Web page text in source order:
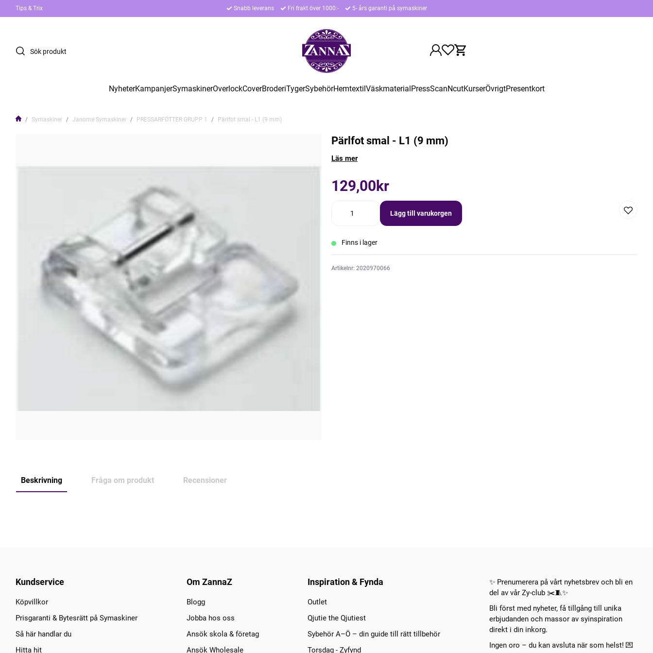
Tips & Trix Snabb leverans Fri frakt över 1000:- 5- års garanti på symaskiner
NyheterKampanjerSymaskinerOverlockCoverBroderiTygerSybehörHemtextilVäskmaterialPressScanNcutKurserÖvrigtPresentkort
Symaskiner Janome Symaskiner PRESSARFÖTTER GRUPP 1 Pärlfot smal - L1 (9 mm)
Pärlfot smal - L1 (9 mm)
Läs mer
129,00kr
Lägg till varukorgen
Finns i lager
Artikelnr: 2020970066
Beskrivning Fråga om produkt Recensioner
Kundservice
Köpvillkor
Prisgaranti & Bytesrätt på Symaskiner
Så här handlar du
Hitta hit
Om ZannaZ
Blogg
Jobba hos oss
Ansök skola & företag
Ansök Wholesale
Inspiration & Fynda
Outlet
Qjutie the Qjutiest
Sybehör A–Ö – din guide till rätt tillbehör
Torsdag - Zyfynd
✨ Prenumerera på vårt nyhetsbrev och bli en
del av vår Zy-club ✂️🧵✨
Bli först med nyheter, få tillgång till unika
erbjudanden och massor av syinspiration
direkt i din inkorg.
Ingen oro – du kan avsluta när som helst! 💌